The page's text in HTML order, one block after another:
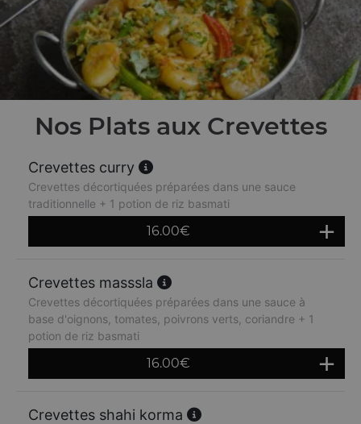
Nos Plats aux Crevettes
Crevettes curry
Crevettes décortiquées préparées dans une sauce
traditionnelle + 1 potion de riz basmati
16.00€
Crevettes masssla
Crevettes décortiquées préparées dans une sauce à
base d'oignons, tomates, poivrons verts, coriandre + 1
potion de riz basmati
16.00€
Crevettes shahi korma